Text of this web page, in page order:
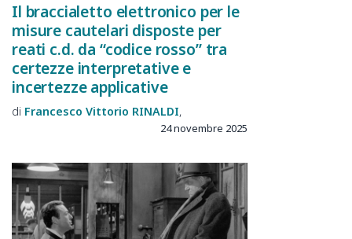
Il braccialetto elettronico per le
misure cautelari disposte per
reati c.d. da “codice rosso” tra
certezze interpretative e
incertezze applicative
Francesco Vittorio RINALDI
24 novembre 2025